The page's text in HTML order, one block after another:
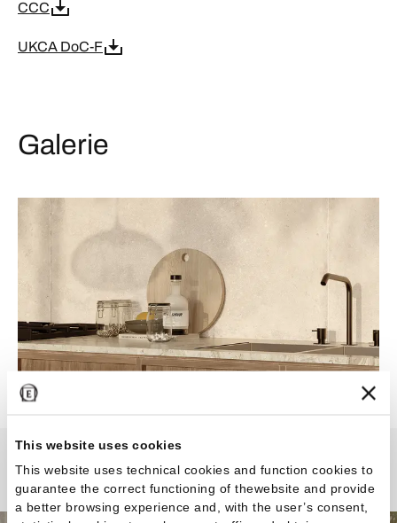
This website uses cookies
This website uses technical cookies and function cookies to
guarantee the correct functioning of thewebsite and provide
a better browsing experience and, with the user’s consent,
CCC
UKCA DoC-F
Galerie
Ever-Stone